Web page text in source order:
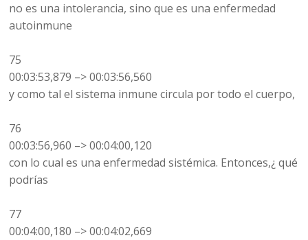
no es una intolerancia, sino que es una enfermedad
autoinmune
75
00:03:53,879 –> 00:03:56,560
y como tal el sistema inmune circula por todo el cuerpo,
76
00:03:56,960 –> 00:04:00,120
con lo cual es una enfermedad sistémica. Entonces,¿ qué
podrías
77
00:04:00,180 –> 00:04:02,669